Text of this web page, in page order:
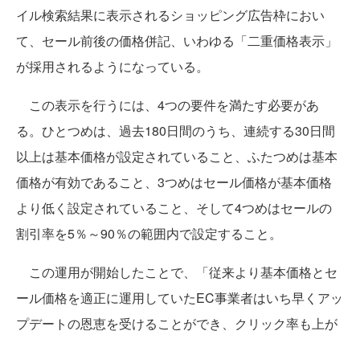
イル検索結果に表示されるショッピング広告枠におい
て、セール前後の価格併記、いわゆる「二重価格表示」
が採用されるようになっている。
この表示を行うには、4つの要件を満たす必要があ
る。ひとつめは、過去180日間のうち、連続する30日間
以上は基本価格が設定されていること、ふたつめは基本
価格が有効であること、3つめはセール価格が基本価格
より低く設定されていること、そして4つめはセールの
割引率を5％～90％の範囲内で設定すること。
この運用が開始したことで、「従来より基本価格とセ
ール価格を適正に運用していたEC事業者はいち早くアッ
プデートの恩恵を受けることができ、クリック率も上が